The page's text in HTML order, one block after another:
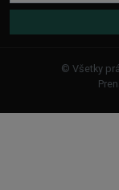
© Všetky